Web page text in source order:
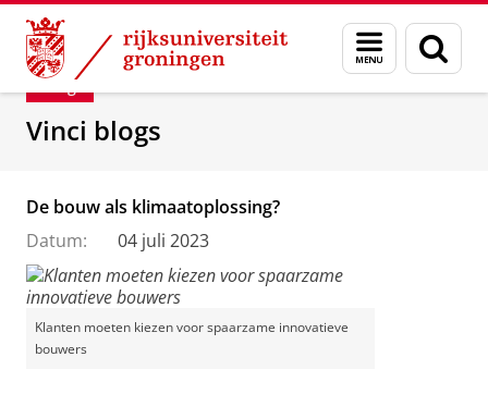
Skip
Content
Skip
Navigation
Menu
en
zoeken
Department of Innovation Management &
Blog
Vinci blogs
De bouw als klimaatoplossing?
Datum:
04 juli 2023
Klanten moeten kiezen voor spaarzame innovatieve
bouwers